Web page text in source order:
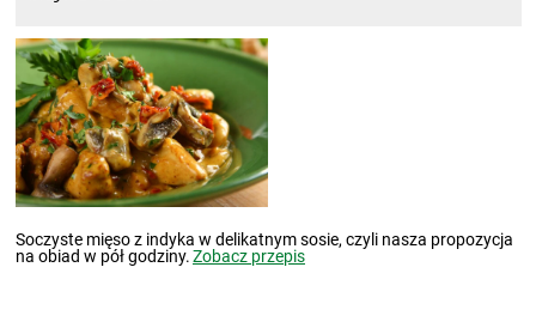
Soczyste mięso z indyka w delikatnym sosie, czyli nasza propozycja
na obiad w pół godziny.Zobacz przepis